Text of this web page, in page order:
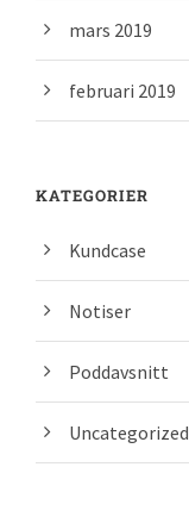
mars 2019
februari 2019
KATEGORIER
Kundcase
Notiser
Poddavsnitt
Uncategorized